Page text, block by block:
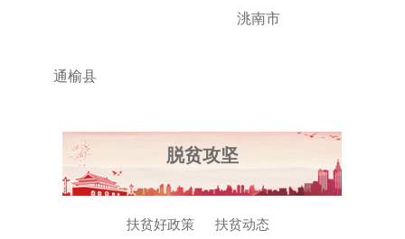
洮南市
通榆县
脱贫攻坚
扶贫好政策 扶贫动态